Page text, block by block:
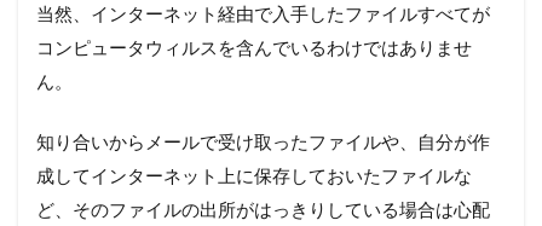
当然、インターネット経由で入手したファイルすべてが
コンピュータウィルスを含んでいるわけではありませ
ん。
知り合いからメールで受け取ったファイルや、自分が作
成してインターネット上に保存しておいたファイルな
ど、そのファイルの出所がはっきりしている場合は心配